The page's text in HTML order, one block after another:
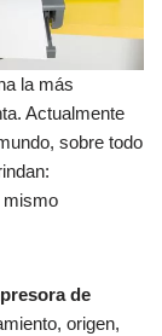
la más
Actualmente
sobre todo
mismo
de
origen,